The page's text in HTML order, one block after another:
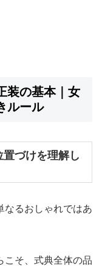
装の基本｜女
ルール
づけを理解し
なるおしゃれではあ
こそ、式典全体の品